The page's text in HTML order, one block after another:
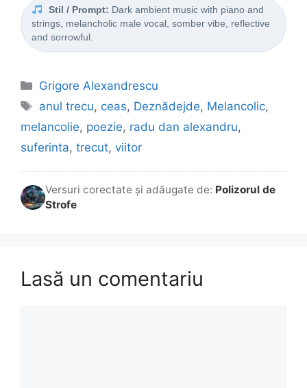
Stil / Prompt: Dark ambient music with piano and
strings, melancholic male vocal, somber vibe, reflective
and sorrowful.
Categorii
Grigore Alexandrescu
Etichete
anul trecu, ceas, Deznădejde, Melancolic,
melancolie, poezie, radu dan alexandru,
suferinta, trecut, viitor
Versuri corectate și adăugate de: Polizorul de
Strofe
Lasă un comentariu